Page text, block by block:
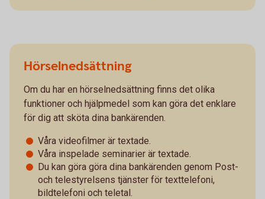
Hörselnedsättning
Om du har en hörselnedsättning finns det olika
funktioner och hjälpmedel som kan göra det enklare
för dig att sköta dina bankärenden.
Våra videofilmer är textade.
Våra inspelade seminarier är textade.
Du kan göra göra dina bankärenden genom Post-
och telestyrelsens tjänster för texttelefoni,
bildtelefoni och teletal.